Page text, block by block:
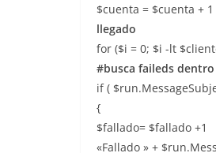
$cuenta = $cuenta + 1
llegado
for ($i = 0; $i -lt
#busca faileds
if (
{
$fallado= $fallado +1
«Fallado » +